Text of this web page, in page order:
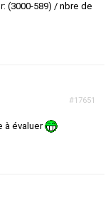
(3000-589) / nbre de
#17651
à évaluer